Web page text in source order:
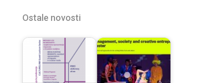
Ostale novosti